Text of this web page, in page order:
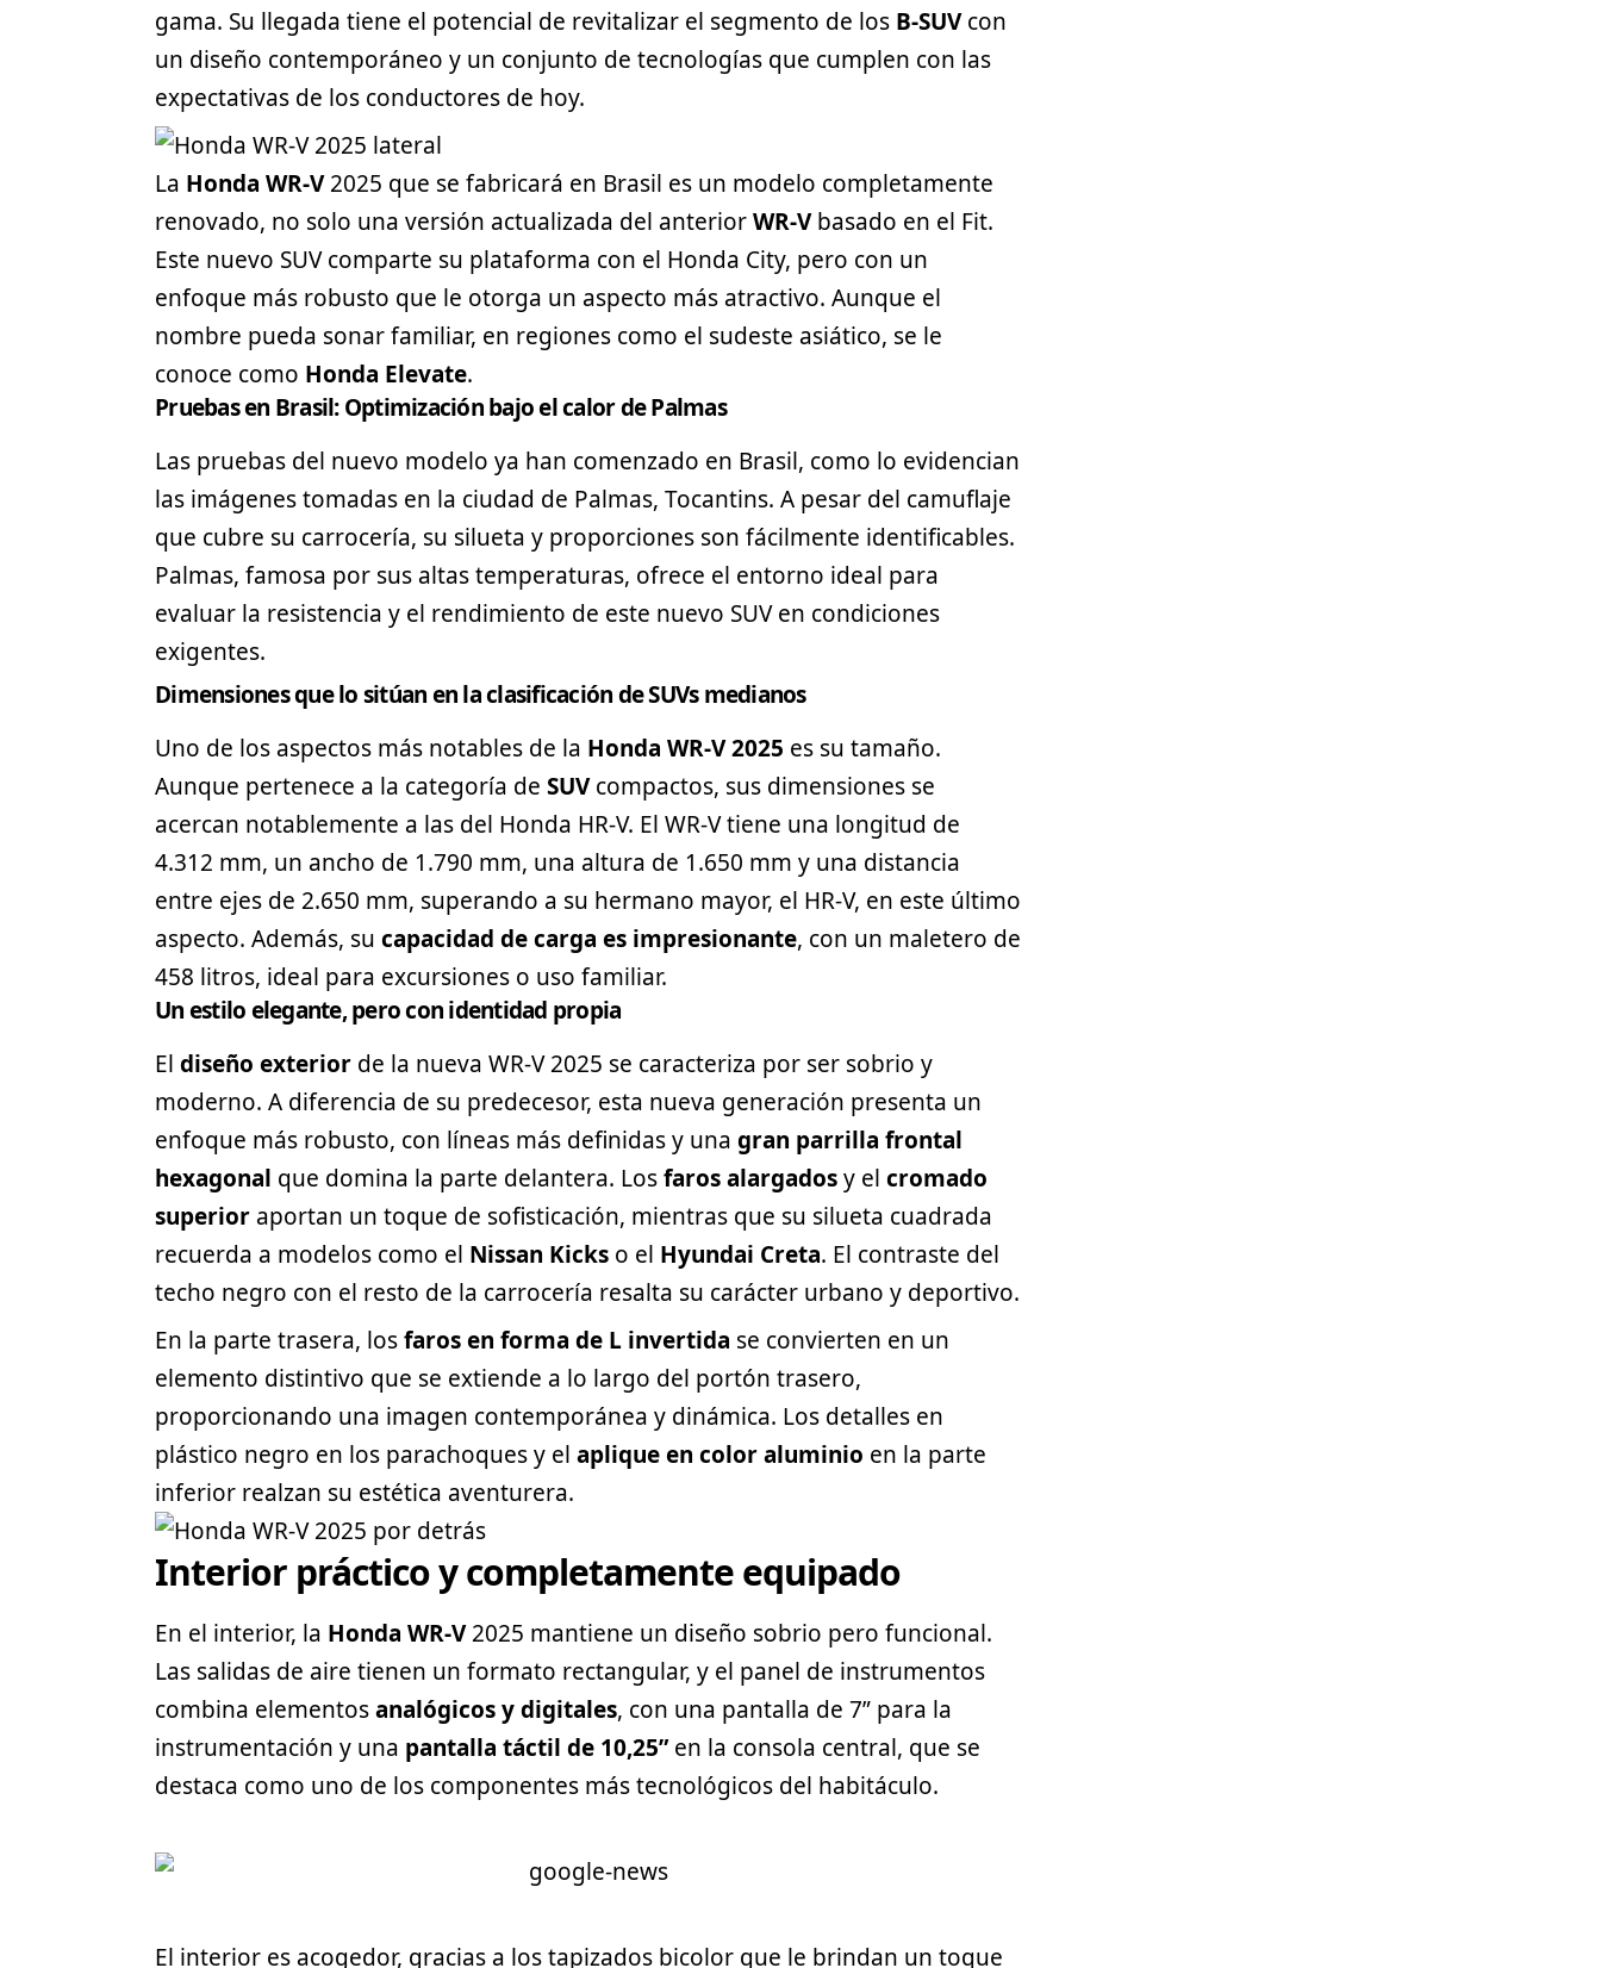
gama. Su llegada tiene el potencial de revitalizar el segmento de los B-SUVcon
un diseño contemporáneo y un conjunto de tecnologías que cumplen con las
expectativas de los conductores de hoy.
La Honda WR-V2025 que se fabricará en Brasil es un modelo completamente
renovado, no solo una versión actualizada del anteriorWR-Vbasado en el Fit.
Este nuevo SUV comparte su plataforma con el Honda City, pero con un
enfoque más robusto que le otorga un aspecto más atractivo. Aunque el
nombre pueda sonar familiar, en regiones como el sudeste asiático, se le
conoce como Honda Elevate.
Pruebas en Brasil: Optimización bajo el calor de Palmas
Las pruebas del nuevo modelo ya han comenzado en Brasil, como lo evidencian
las imágenes tomadas en la ciudad de Palmas, Tocantins. A pesar del camuflaje
que cubre su carrocería, su silueta y proporciones son fácilmente identificables.
Palmas, famosa por sus altas temperaturas, ofrece el entorno ideal para
evaluar la resistencia y el rendimiento de este nuevo SUV en condiciones
exigentes.
Dimensiones que lo sitúan en la clasificación de SUVs medianos
Uno de los aspectos más notables de la Honda WR-V 2025 es su tamaño.
Aunque pertenece a la categoría de SUVcompactos, sus dimensiones se
acercan notablemente a las del Honda HR-V. El WR-V tiene una longitud de
4.312 mm, un ancho de 1.790 mm, una altura de 1.650 mm y una distancia
entre ejes de 2.650 mm, superando a su hermano mayor, el HR-V, en este último
aspecto. Además, su capacidad de carga es impresionante, con un maletero de
458 litros, ideal para excursiones o uso familiar.
Un estilo elegante, pero con identidad propia
El diseño exterior de la nueva WR-V 2025 se caracteriza por ser sobrio y
moderno. A diferencia de su predecesor, esta nueva generación presenta un
enfoque más robusto, con líneas más definidas y una gran parrilla frontal
hexagonal que domina la parte delantera. Losfaros alargadosy el cromado
superior aportan un toque de sofisticación, mientras que su silueta cuadrada
recuerda a modelos como el Nissan Kicks o el Hyundai Creta. El contraste del
techo negro con el resto de la carrocería resalta su carácter urbano y deportivo.
En la parte trasera, losfaros en forma de L invertida se convierten en un
elemento distintivo que se extiende a lo largo del portón trasero,
proporcionando una imagen contemporánea y dinámica. Los detalles en
plástico negro en los parachoques y el aplique en color aluminio en la parte
inferior realzan su estética aventurera.
Interior práctico y completamente equipado
En el interior, la Honda WR-V2025 mantiene un diseño sobrio pero funcional.
Las salidas de aire tienen un formato rectangular, y el panel de instrumentos
combina elementosanalógicos y digitales, con una pantalla de 7” para la
instrumentación y una pantalla táctil de 10,25”en la consola central, que se
destaca como uno de los componentes más tecnológicos del habitáculo.
El interior es acogedor, gracias a los tapizados bicolor que le brindan un toque